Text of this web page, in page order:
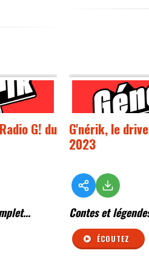
G! du
G'nérik, le
2023
Contes et
ÉCOUTEZ